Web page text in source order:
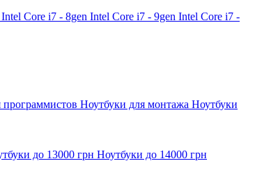
Intel Core i7 - 8gen Intel Core i7 - 9gen Intel Core i7 -
программистов Ноутбуки для монтажа Ноутбуки
до 13000 грн Ноутбуки до 14000 грн